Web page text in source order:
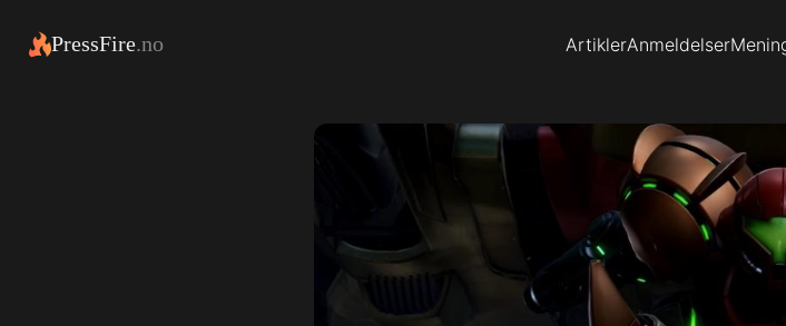
PressFire.no ArtiklerAnmeldelser